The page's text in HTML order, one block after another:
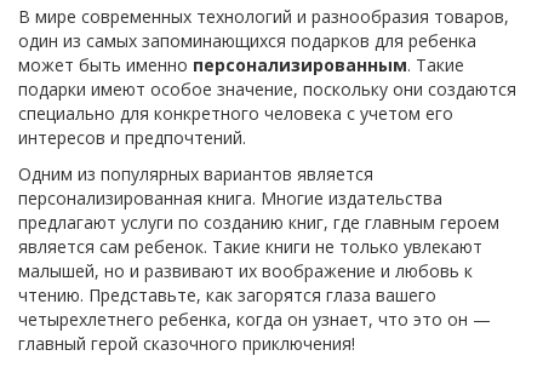
В мире современных технологий и разнообразия товаров,
один из самых запоминающихся подарков для ребенка
может быть именно персонализированным. Такие
подарки имеют особое значение, поскольку они создаются
специально для конкретного человека с учетом его
интересов и предпочтений.
Одним из популярных вариантов является
персонализированная книга. Многие издательства
предлагают услуги по созданию книг, где главным героем
является сам ребенок. Такие книги не только увлекают
малышей, но и развивают их воображение и любовь к
чтению. Представьте, как загорятся глаза вашего
четырехлетнего ребенка, когда он узнает, что это он —
главный герой сказочного приключения!